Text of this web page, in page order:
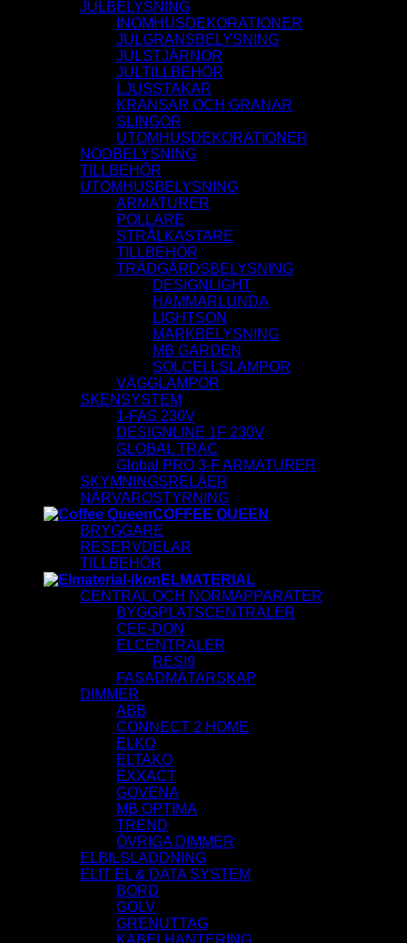
JULBELYSNING
INOMHUSDEKORATIONER
JULGRANSBELYSNING
JULSTJÄRNOR
JULTILLBEHÖR
LJUSSTAKAR
KRANSAR OCH GRANAR
SLINGOR
UTOMHUSDEKORATIONER
NÖDBELYSNING
TILLBEHÖR
UTOMHUSBELYSNING
ARMATURER
POLLARE
STRÅLKASTARE
TILLBEHÖR
TRÄDGÅRDSBELYSNING
DESIGNLIGHT
HAMMARLUNDA
LIGHTSON
MARKBELYSNING
MB GARDEN
SOLCELLSLAMPOR
VÄGGLAMPOR
SKENSYSTEM
1-FAS 230V
DESIGNLINE 1F 230V
GLOBAL TRAC
Global PRO 3-F ARMATURER
SKYMNINGSRELÄER
NÄRVAROSTYRNING
COFFEE QUEEN
BRYGGARE
RESERVDELAR
TILLBEHÖR
ELMATERIAL
CENTRAL OCH NORMAPPARATER
BYGGPLATSCENTRALER
CEE-DON
ELCENTRALER
RESI9
FASADMÄTARSKAP
DIMMER
ABB
CONNECT 2 HOME
ELKO
ELTAKO
EXXACT
GOVENA
MB OPTIMA
TREND
ÖVRIGA DIMMER
ELBILSLADDNING
ELIT EL & DATA SYSTEM
BORD
GOLV
GRENUTTAG